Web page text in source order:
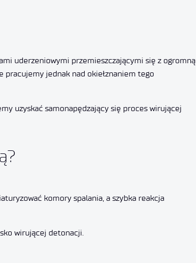
uderzeniowymi przemieszczającymi się z ogromną
pracujemy jednak nad okiełznaniem tego
uzyskać samonapędzający się proces wirującej
komory spalania, a szybka reakcja
wirującej detonacji.